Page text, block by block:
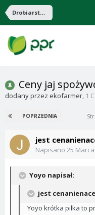
Drobiarstwo
Ceny jaj
dodany przez ekofarmer, 1
POPRZEDNIA
jest
Napisano 25
Yoyo napisał:
jest
Yoyo krótka piłka to